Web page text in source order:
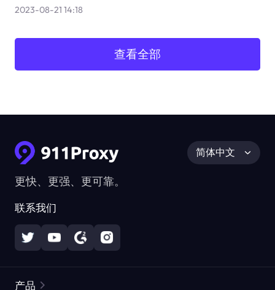
2023-08-21 14:18
查看全部
更快、更强、更可靠。
联系我们
简体中文
产品